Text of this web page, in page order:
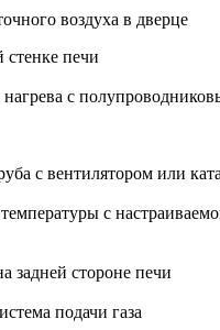
воздуха в дверце
стенке печи
с
с вентилятором или
с
задней стороне печи
подачи газа